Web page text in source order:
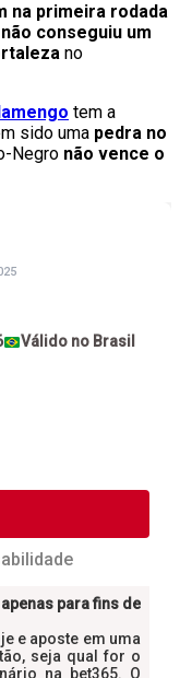
na primeira rodada
não conseguiu um
no
tem a
sido uma pedra no
Negro não vence o